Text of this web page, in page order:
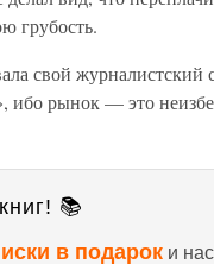
грубость.
свой журналистский
ибо рынок — это
📚
в подарок и